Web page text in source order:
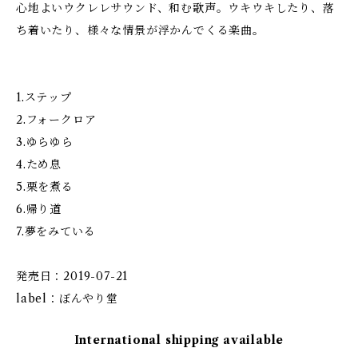
心地よいウクレレサウンド、和む歌声。ウキウキしたり、落
ち着いたり、様々な情景が浮かんでくる楽曲。
1.ステップ
2.フォークロア
3.ゆらゆら
4.ため息
5.栗を煮る
6.帰り道
7.夢をみている
発売日：2019-07-21
label：ぼんやり堂
International shipping available